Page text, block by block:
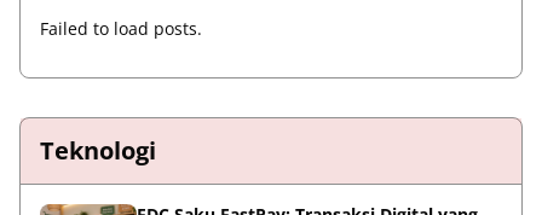
Failed to load posts.
Teknologi